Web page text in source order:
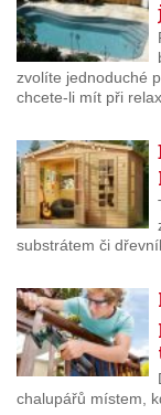
zvolíte jednoduché
chcete-li mít při
substrátem či
chalupářů místem,